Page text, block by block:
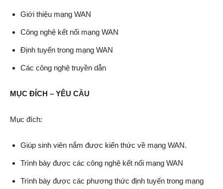
Giới thiệu mạng WAN
Công nghệ kết nối mạng WAN
Định tuyến trong mạng WAN
Các công nghệ truyền dẫn
MỤC ĐÍCH – YÊU CẦU
Mục đích:
Giúp sinh viên nắm được kiến thức về mạng WAN.
Trình bày được các công nghệ kết nối mạng WAN
Trình bày được các phương thức định tuyến trong mạng